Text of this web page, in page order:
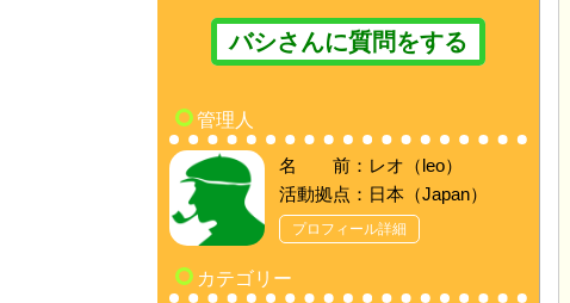
バシさんに質問をする
管理人
名 前：レオ（leo）
活動拠点：日本（Japan）
プロフィール詳細
カテゴリー